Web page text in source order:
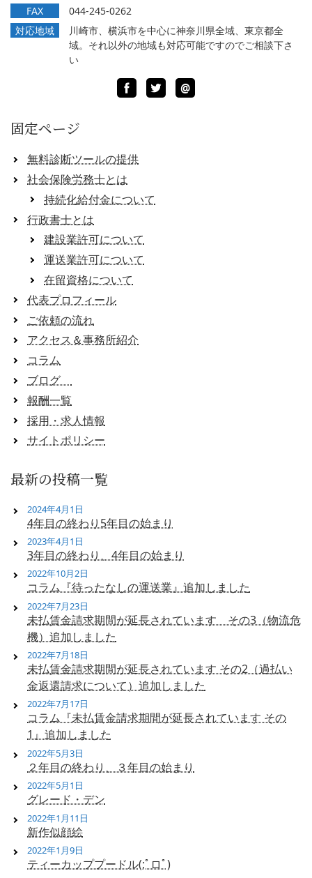
FAX
044-245-0262
対応地域
川崎市、横浜市を中心に神奈川県全域、東京都全
域。それ以外の地域も対応可能ですのでご相談下さ
い
Facebook
Twitter
LINE
@
固定ページ
無料診断ツールの提供
社会保険労務士とは
持続化給付金について
行政書士とは
建設業許可について
運送業許可について
在留資格について
代表プロフィール
ご依頼の流れ
アクセス＆事務所紹介
コラム
ブログ
報酬一覧
採用・求人情報
サイトポリシー
最新の投稿一覧
4年目の終わり5年目の始まり
2024年4月1日
3年目の終わり、4年目の始まり
2023年4月1日
コラム『待ったなしの運送業』追加しました
2022年10月2日
未払賃金請求期間が延長されています その3（物流危
機）追加しました
2022年7月23日
未払賃金請求期間が延長されています その2（過払い
金返還請求について）追加しました
2022年7月18日
コラム『未払賃金請求期間が延長されています その
1』追加しました
2022年7月17日
２年目の終わり、３年目の始まり
2022年5月3日
グレード・デン
2022年5月1日
新作似顔絵
2022年1月11日
ティーカッププードル(;ﾟロﾟ)
2022年1月9日